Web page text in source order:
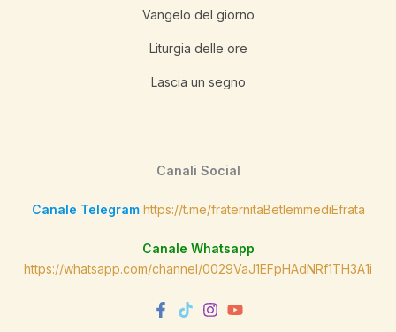
Vangelo del giorno
Liturgia delle ore
Lascia un segno
Canali Social
Canale Telegram https://t.me/fraternitaBetlemmediEfrata
Canale Whatsapp
https://whatsapp.com/channel/0029VaJ1EFpHAdNRf1TH3A1i